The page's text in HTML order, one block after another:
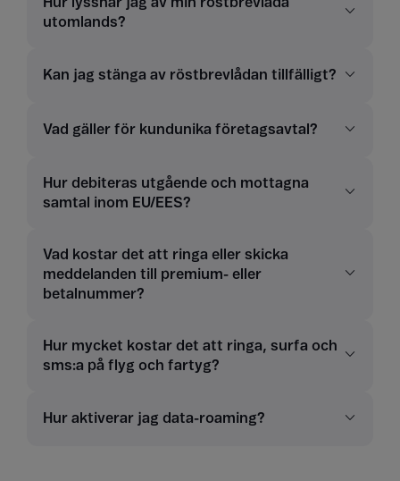
utomlands?
Kan jag stänga av röstbrevlådan tillfälligt?
Vad gäller för kundunika företagsavtal?
Hur debiteras utgående och mottagna
samtal inom EU/EES?
Vad kostar det att ringa eller skicka
meddelanden till premium- eller
betalnummer?
Hur mycket kostar det att ringa, surfa och
sms:a på flyg och fartyg?
Hur aktiverar jag data-roaming?